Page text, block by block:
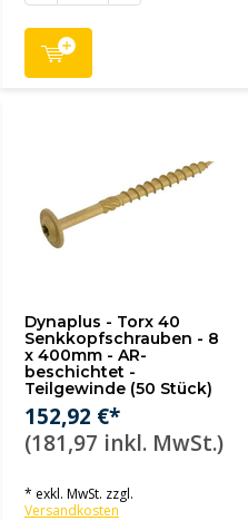
Dynaplus - Torx 40
Senkkopfschrauben - 8
x 400mm - AR-
beschichtet -
Teilgewinde (50 Stück)
152,92 €*
(181,97 inkl. MwSt.)
* exkl. MwSt. zzgl.
Versandkosten